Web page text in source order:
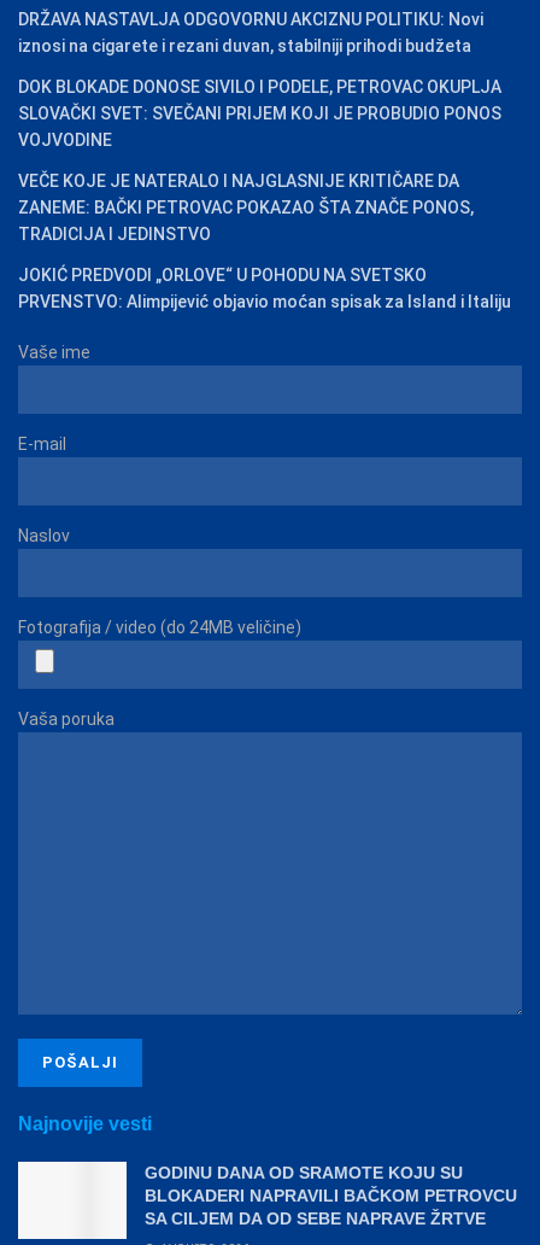
DRŽAVA NASTAVLJA ODGOVORNU AKCIZNU POLITIKU: Novi
iznosi na cigarete i rezani duvan, stabilniji prihodi budžeta
DOK BLOKADE DONOSE SIVILO I PODELE, PETROVAC OKUPLJA
SLOVAČKI SVET: SVEČANI PRIJEM KOJI JE PROBUDIO PONOS
VOJVODINE
VEČE KOJE JE NATERALO I NAJGLASNIJE KRITIČARE DA
ZANEME: BAČKI PETROVAC POKAZAO ŠTA ZNAČE PONOS,
TRADICIJA I JEDINSTVO
JOKIĆ PREDVODI „ORLOVE“ U POHODU NA SVETSKO
PRVENSTVO: Alimpijević objavio moćan spisak za Island i Italiju
Vaše ime
E-mail
Naslov
Fotografija / video (do 24MB veličine)
Vaša poruka
Najnovije vesti
GODINU DANA OD SRAMOTE KOJU SU
BLOKADERI NAPRAVILI BAČKOM PETROVCU
SA CILJEM DA OD SEBE NAPRAVE ŽRTVE